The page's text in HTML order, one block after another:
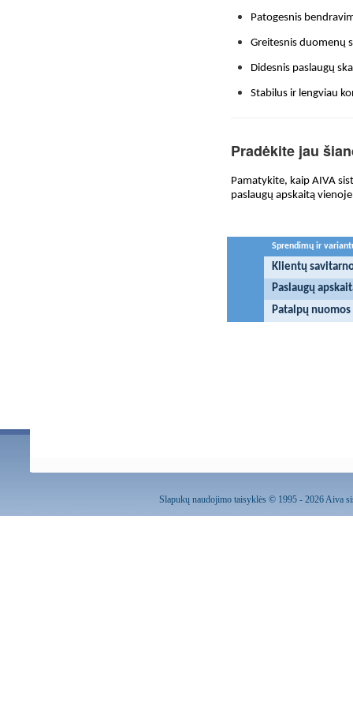
Patogesnis
Greitesnis duomenų
Didesnis paslaugų
Stabilus ir lengviau
Pradėkite jau
Pamatykite, kaip AIVA
paslaugų apskaitą
Sprendimų ir
Klientų
Paslaugų
Patalpų nuomos
Slapukų naudojimo taisyklės© 1995 - 2026 Aiva